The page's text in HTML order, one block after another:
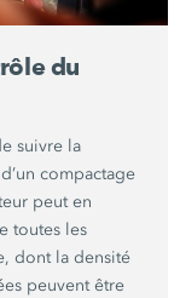
du
suivre la
compactage
peut en
toutes les
dont la densité
peuvent être